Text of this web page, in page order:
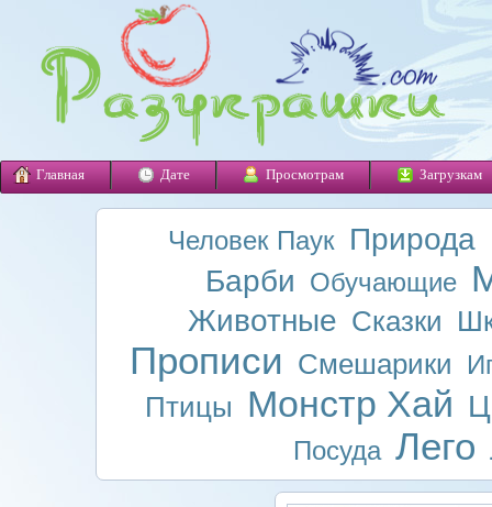
Главная Дате Просмотрам Загрузкам
Человек Паук Природа
Барби Обучающие
Животные Сказки
Прописи Смешарики
Птицы Монстр Хай
Посуда Лего